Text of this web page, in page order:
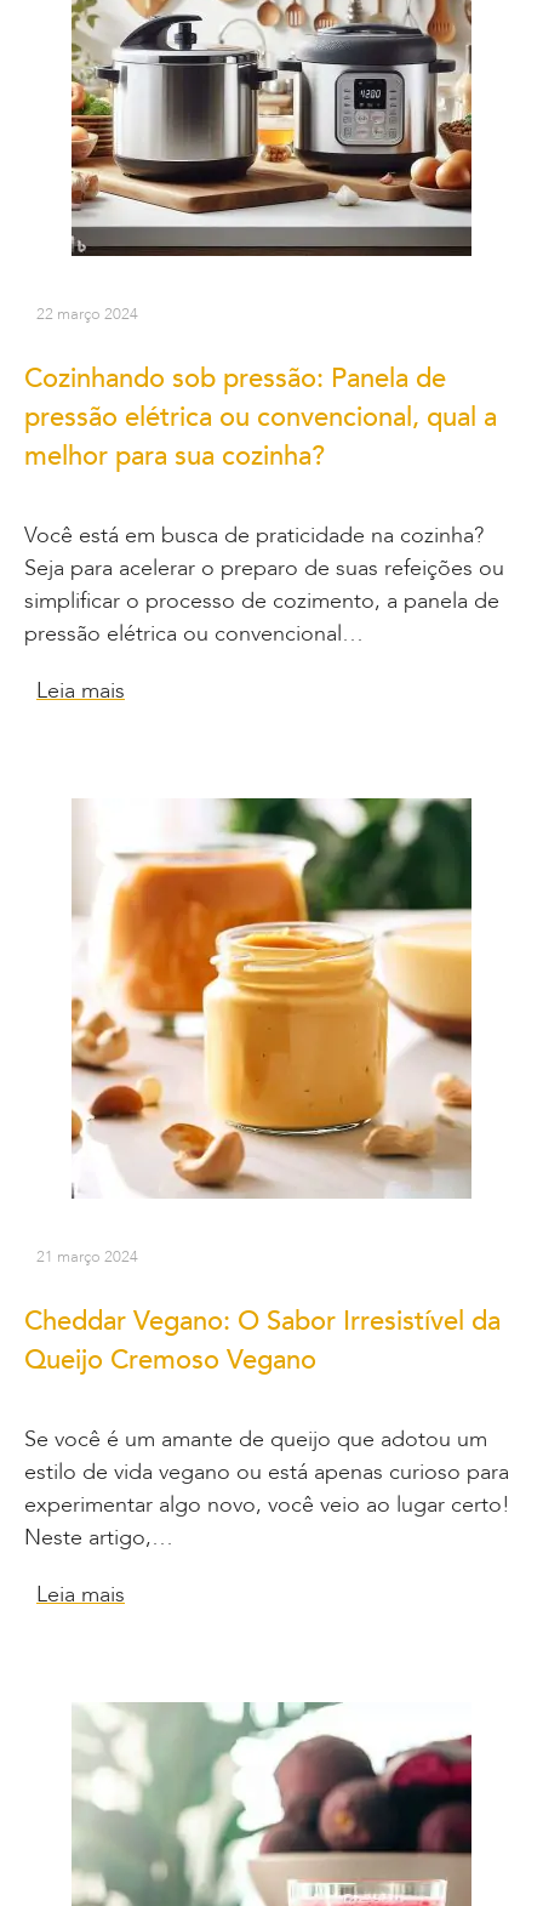
22 março 2024
Cozinhando sob pressão: Panela de
pressão elétrica ou convencional, qual a
melhor para sua cozinha?
Você está em busca de praticidade na cozinha?
Seja para acelerar o preparo de suas refeições ou
simplificar o processo de cozimento, a panela de
pressão elétrica ou convencional…
Leia mais
21 março 2024
Cheddar Vegano: O Sabor Irresistível da
Queijo Cremoso Vegano
Se você é um amante de queijo que adotou um
estilo de vida vegano ou está apenas curioso para
experimentar algo novo, você veio ao lugar certo!
Neste artigo,…
Leia mais